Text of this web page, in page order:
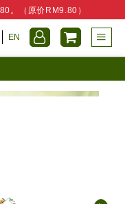
。（原价RM9.80）
EN